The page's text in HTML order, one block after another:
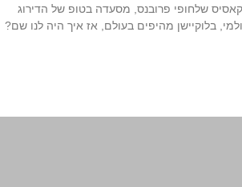
קאסיס שלחופי פרובנס, מסעדה בטופ של הדירוג
בלוקיישן מהיפים בעולם, אז איך היה לנו שם?